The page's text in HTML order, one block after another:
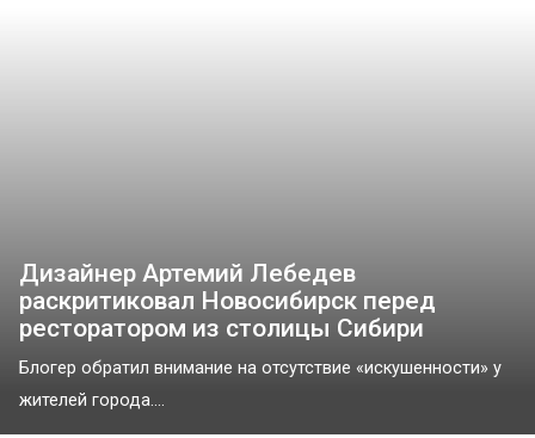
Дизайнер Артемий Лебедев
раскритиковал Новосибирск перед
ресторатором из столицы Сибири
Блогер обратил внимание на отсутствие «искушенности» у
жителей города....